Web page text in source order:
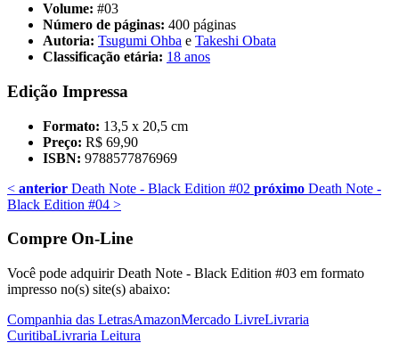
Volume: #03
Número de páginas: 400 páginas
Autoria: Tsugumi Ohba e Takeshi Obata
Classificação etária: 18 anos
Edição Impressa
Formato: 13,5 x 20,5 cm
Preço: R$ 69,90
ISBN: 9788577876969
< anterior Death Note - Black Edition #02 próximo Death Note -
Black Edition #04 >
Compre On-Line
Você pode adquirir Death Note - Black Edition #03 em formato
impresso no(s) site(s) abaixo:
Companhia das LetrasAmazonMercado LivreLivraria
CuritibaLivraria Leitura